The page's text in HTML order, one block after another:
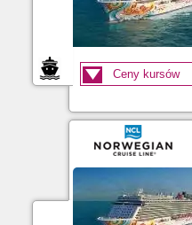
Ceny kursów